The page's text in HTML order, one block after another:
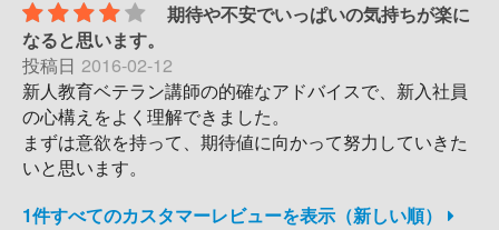
期待や不安でいっぱいの気持ちが楽に
なると思います。
投稿日 2016-02-12
新人教育ベテラン講師の的確なアドバイスで、新入社員
の心構えをよく理解できました。
まずは意欲を持って、期待値に向かって努力していきた
いと思います。
1件すべてのカスタマーレビューを表示（新しい順）